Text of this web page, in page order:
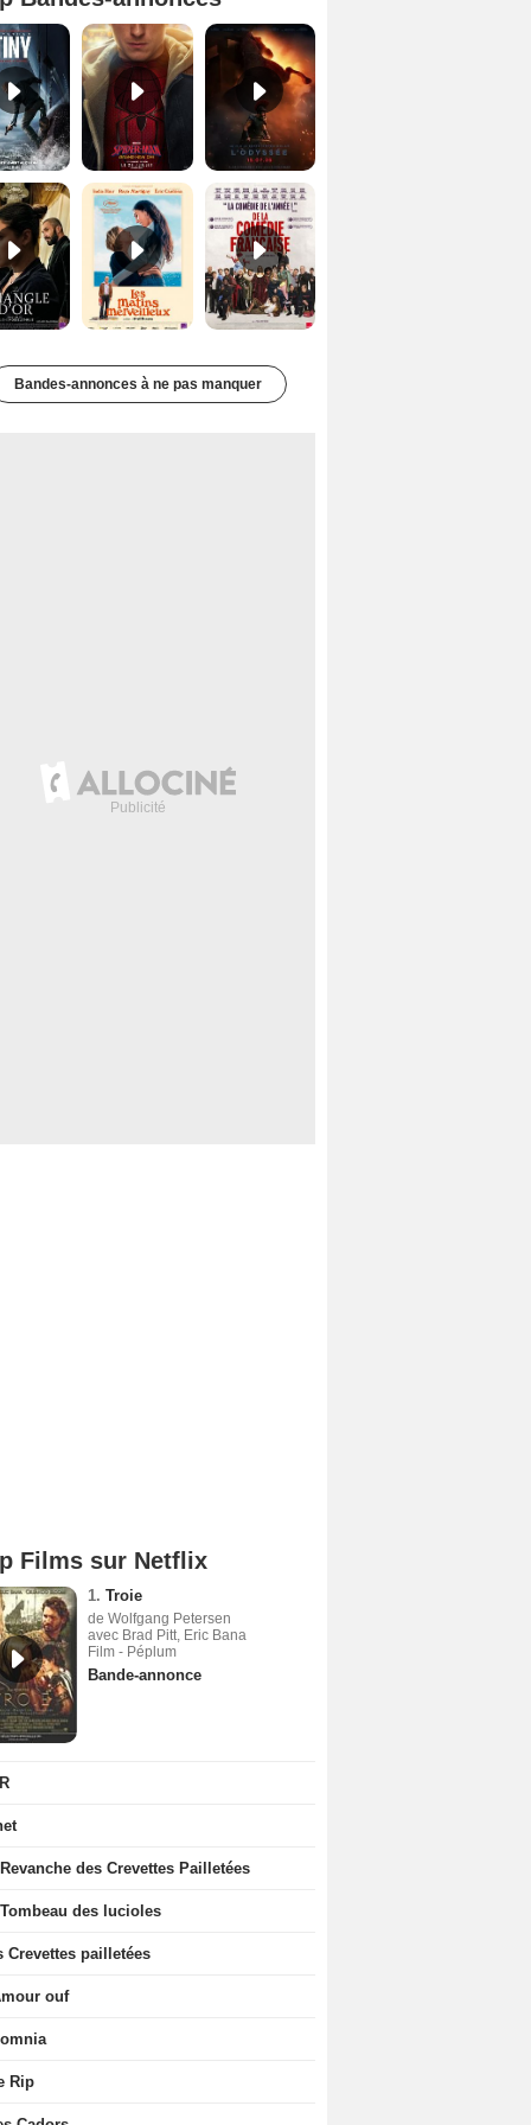
Mutiny Bande-annonce VO STFR Spider-Man: Brand New Day Bande-annonce VO STFR
Le Triangle d'or Bande-annonce VF De la Comédie-Française Teaser VF
Bandes-annonces à ne pas manquer
Films sur Netflix
1. Troie
de Wolfgang Petersen
avec Brad Pitt, Eric Bana
Film - Péplum
Bande-annonce
des Crevettes Pailletées
des lucioles
Crevettes pailletées
ouf
Rip